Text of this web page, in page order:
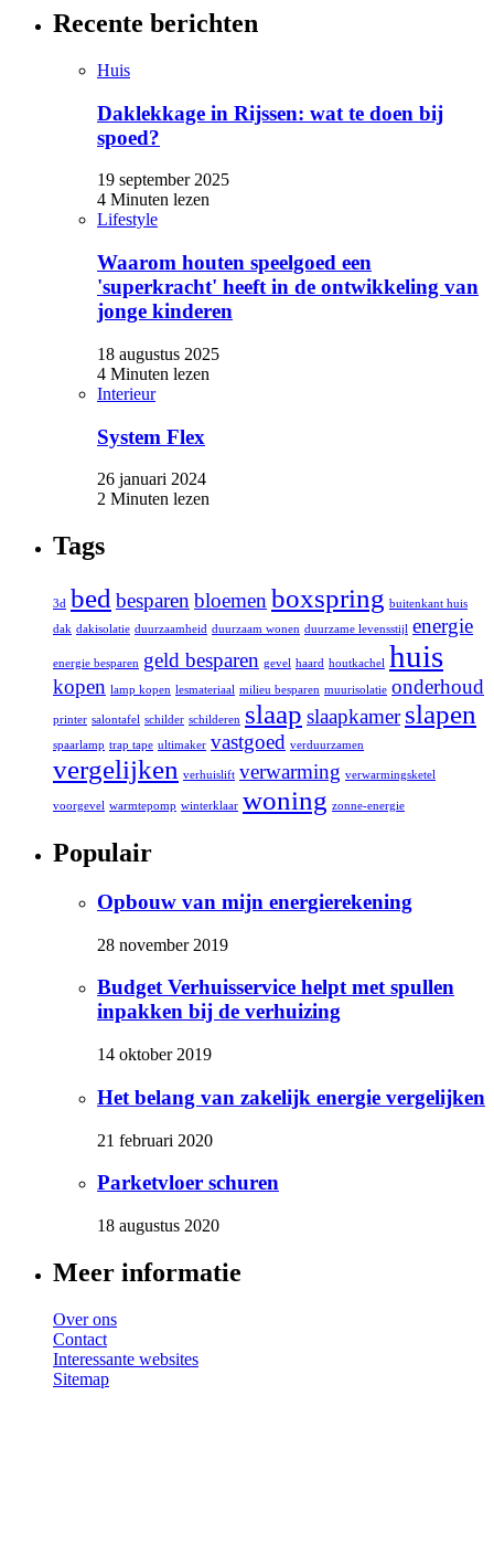
Recente berichten
Huis
Daklekkage in Rijssen: wat te doen bij
spoed?
19 september 2025
4 Minuten lezen
Lifestyle
Waarom houten speelgoed een
'superkracht' heeft in de ontwikkeling van
jonge kinderen
18 augustus 2025
4 Minuten lezen
Interieur
System Flex
26 januari 2024
2 Minuten lezen
Tags
3d bed besparen bloemen boxspring buitenkant huis
dak dakisolatie duurzaamheid duurzaam wonen duurzame levensstijl energie
energie besparen geld besparen gevel haard houtkachel huis
kopen lamp kopen lesmateriaal milieu besparen muurisolatie onderhoud
printer salontafel schilder schilderen slaap slaapkamer slapen
spaarlamp trap tape ultimaker vastgoed verduurzamen
vergelijken verhuislift verwarming verwarmingsketel
voorgevel warmtepomp winterklaar woning zonne-energie
Populair
Opbouw van mijn energierekening
28 november 2019
Budget Verhuisservice helpt met spullen
inpakken bij de verhuizing
14 oktober 2019
Het belang van zakelijk energie vergelijken
21 februari 2020
Parketvloer schuren
18 augustus 2020
Meer informatie
Over ons
Contact
Interessante websites
Sitemap